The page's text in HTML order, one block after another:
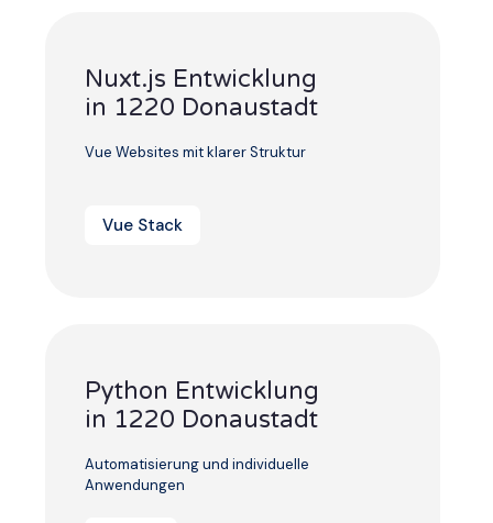
Nuxt.js Entwicklung
in 1220 Donaustadt
Vue Websites mit klarer Struktur
Vue Stack
Python Entwicklung
in 1220 Donaustadt
Automatisierung und individuelle
Anwendungen